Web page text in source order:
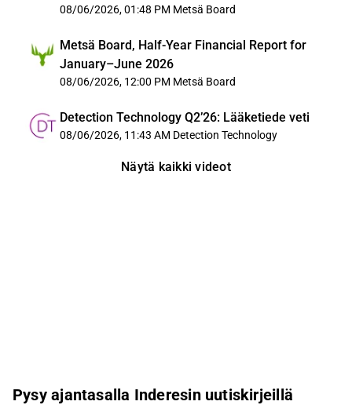
08/06/2026, 01:48 PM Metsä Board
Metsä Board, Half-Year Financial Report for
January–June 2026
08/06/2026, 12:00 PM Metsä Board
Detection Technology Q2’26: Lääketiede veti
08/06/2026, 11:43 AM Detection Technology
Näytä kaikki videot
Pysy ajantasalla Inderesin uutiskirjeillä